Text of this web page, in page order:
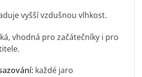
vyšší vzdušnou vlhkost.
vhodná pro začátečníky i pro
každé jaro